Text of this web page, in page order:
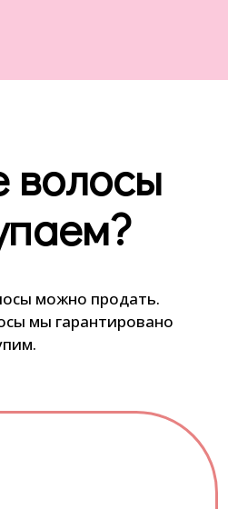
волосы
можно продать.
мы гарантировано